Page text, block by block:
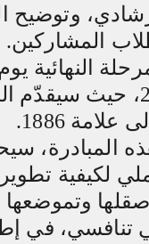
وتوضيح
سبتمبر 2026، حيث
1886.
المبادرة،
لكيفية تطوير
وتموضعها
في